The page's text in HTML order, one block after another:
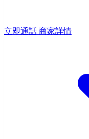
立即通話 商家詳情